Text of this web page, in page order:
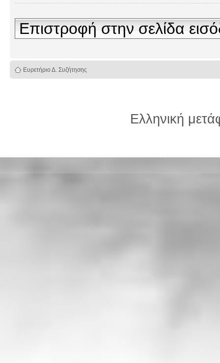
Επιστροφή στην σελίδα
Ευρετήριο Δ. Συζήτησης
Ελληνική